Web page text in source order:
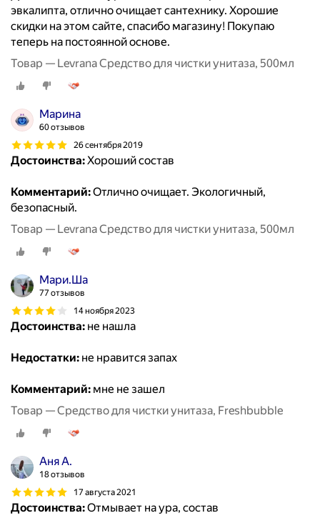
эвкалипта, отлично очищает сантехнику. Хорошие
скидки на этом сайте, спасибо магазину! Покупаю
теперь на постоянной основе.
Товар — Levrana Средство для чистки унитаза, 500мл
Марина
60 отзывов
26 сентября 2019
Достоинства:Хороший состав
Комментарий:Отлично очищает. Экологичный,
безопасный.
Товар — Levrana Средство для чистки унитаза, 500мл
Мари.Ша
77 отзывов
14 ноября 2023
Достоинства: не нашла
Недостатки: не нравится запах
Комментарий: мне не зашел
Товар — Средство для чистки унитаза, Freshbubble
Аня А.
18 отзывов
17 августа 2021
Достоинства:Отмывает на ура, состав